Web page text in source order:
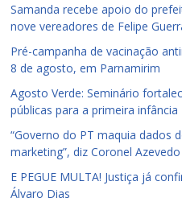
Samanda recebe apoio do
nove vereadores de Felipe
Pré-campanha de vacinação
8 de agosto, em Parnamirim
Agosto Verde: Seminário
públicas para a primeira infância
“Governo do PT maquia dados
marketing”, diz Coronel Azevedo
E PEGUE MULTA! Justiça já
Álvaro Dias